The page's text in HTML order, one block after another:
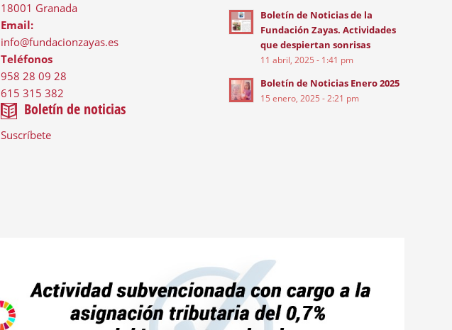
18001 Granada
Email:
info@fundacionzayas.es
Teléfonos
958 28 09 28
615 315 382
Boletín de noticias
Suscríbete
Boletín de Noticias de la
Fundación Zayas. Actividades
que despiertan sonrisas
11 abril, 2025 - 1:41 pm
Boletín de Noticias Enero 2025
15 enero, 2025 - 2:21 pm